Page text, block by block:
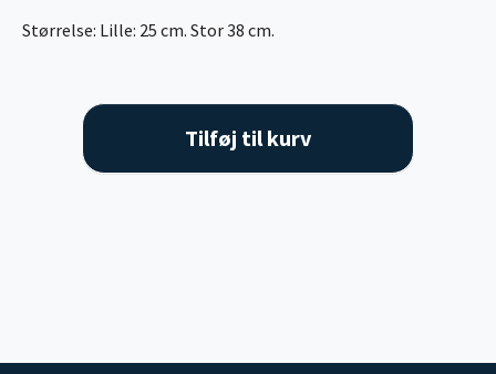
Størrelse: Lille: 25 cm. Stor 38 cm.
Tilføj til kurv